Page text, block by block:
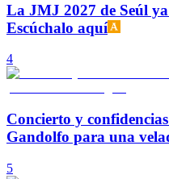
La JMJ 2027 de Seúl
Escúchalo aquí
4
Concierto y
Gandolfo para una
5